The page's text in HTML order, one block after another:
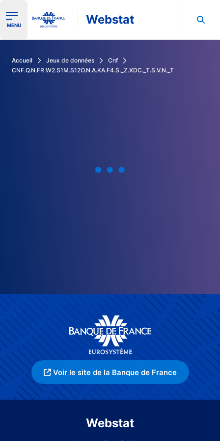
Ouvrir le menu de navigation
MENU Webstat
Accueil Jeux de données
Cnf
CNF.Q.N.FR.W2.S1M.S12O.N.A.KA.F4.S._Z.XDC._T.S.V.N._T
Voir le site de la Banque de France
Webstat